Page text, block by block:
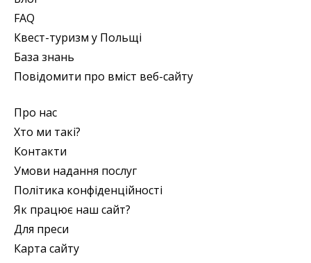
FAQ
Квест-туризм у Польщі
База знань
Повідомити про вміст веб-сайту
Про нас
Хто ми такі?
Контакти
Умови надання послуг
Політика конфіденційності
Як працює наш сайт?
Для преси
Карта сайту